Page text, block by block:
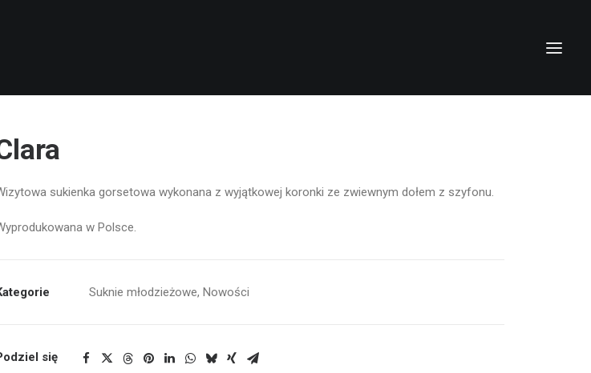
sukienka gorsetowa wykonana z wyjątkowej koronki ze zwiewnym dołem z szyfonu.
w Polsce.
Suknie młodzieżowe, Nowości
się